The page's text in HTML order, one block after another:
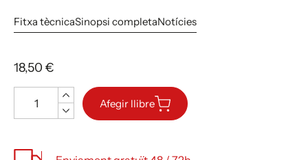
Fitxa tècnicaSinopsi completaNotícies
18,50 €
Afegir llibre